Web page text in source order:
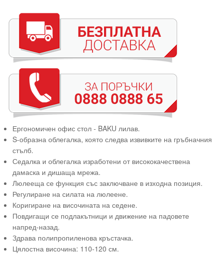
Ергономичен офис стол - BAKU лилав.
S-образна облегалка, която следва извивките на гръбначния
стълб.
Седалка и облегалка изработени от висококачествена
дамаска и дишаща мрежа.
Люлееща се функция със заключване в изходна позиция.
Регулиране на силата на люлеене.
Коригиране на височината на седене.
Повдигащи се подлакътници и движение на падовете
напред-назад.
Здрава полипропиленова кръстачка.
Цялостна височина: 110-120 см.